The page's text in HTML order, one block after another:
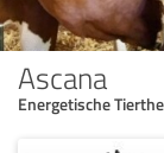
Ascana
Energetische